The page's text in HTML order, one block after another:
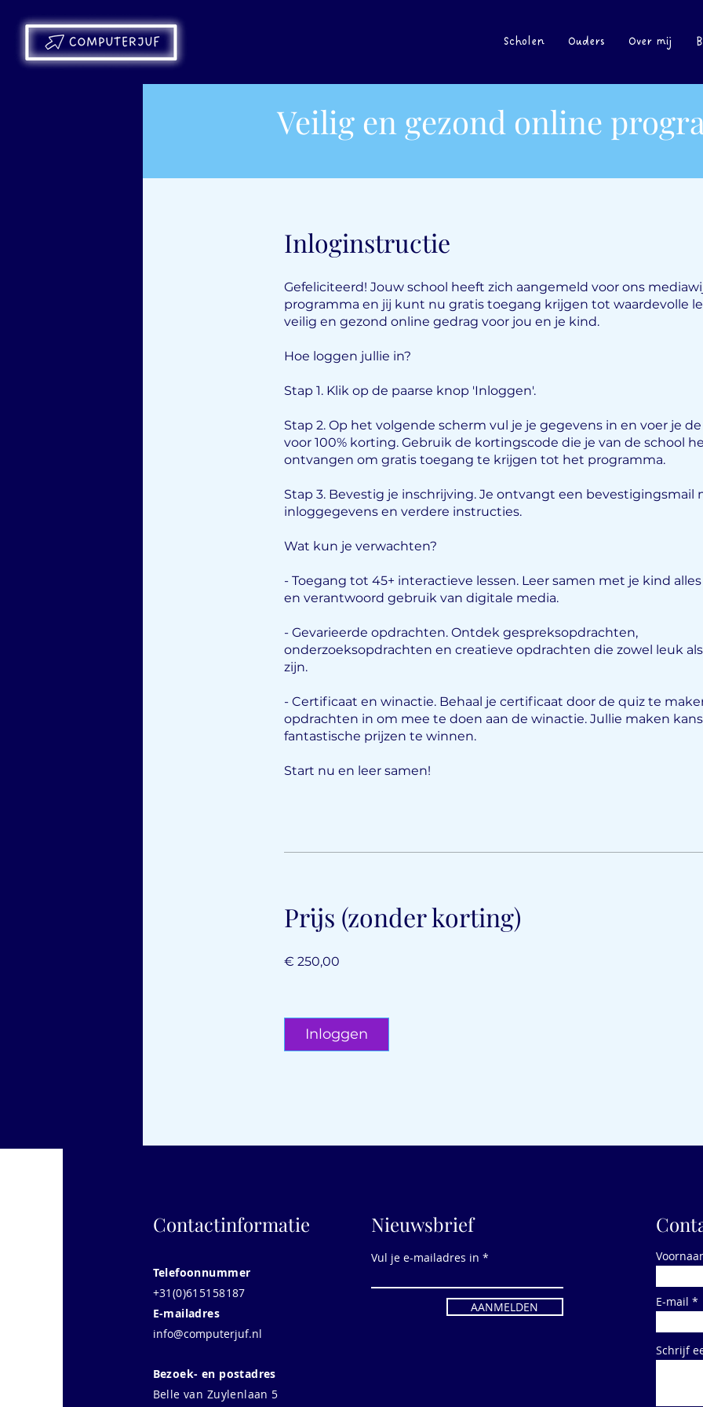
.
Scholen Ouders Over mij
Veilig en gezond online
Inloginstructie
Gefeliciteerd! Jouw school heeft zich aangemeld voor ons
programma en jij kunt nu gratis toegang krijgen tot waardevolle
veilig en gezond online gedrag voor jou en je kind.
Hoe loggen jullie in?
Stap 1. Klik op de paarse knop 'Inloggen'.
Stap 2. Op het volgende scherm vul je je gegevens in en voer je
voor 100% korting. Gebruik de kortingscode die je van de school
ontvangen om gratis toegang te krijgen tot het programma.
Stap 3. Bevestig je inschrijving. Je ontvangt een bevestigingsmail
inloggegevens en verdere instructies.
Wat kun je verwachten?
- Toegang tot 45+ interactieve lessen. Leer samen met je kind
en verantwoord gebruik van digitale media.
- Gevarieerde opdrachten. Ontdek gespreksopdrachten,
onderzoeksopdrachten en creatieve opdrachten die zowel leuk
zijn.
- Certificaat en winactie. Behaal je certificaat door de quiz te
opdrachten in om mee te doen aan de winactie. Jullie maken
fantastische prijzen te winnen.
Start nu en leer samen!
Prijs (zonder korting)
€ 250,00
Inloggen
Contactinformatie
Telefoonnummer
+31(0)615158187
E-mailadres
info@computerjuf.nl
Bezoek- en postadres
Belle van Zuylenlaan 5
Nieuwsbrief
Vul je e-mailadres in
AANMELDEN E-mail
Schrijf